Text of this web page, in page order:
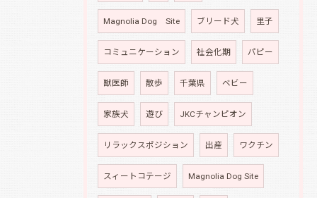
Magnolia Dog Site ブリード犬 里子
コミュニケーション 社会化期 パピー
獣医師 散歩 千葉県 ベビー
家族犬 遊び JKCチャンピオン
リラックスポジション 出産 ワクチン
スィートコテージ Magnolia Dog Site